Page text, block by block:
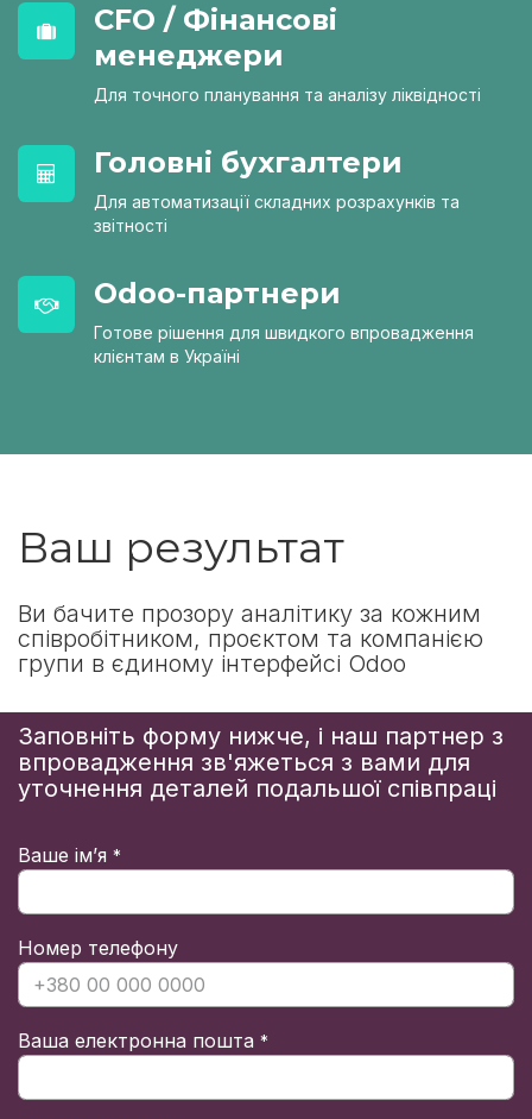
CFO / Фінансові
менеджери
Для точного планування та аналізу ліквідності
Головні бухгалтери
Для автоматизації складних розрахунків та
звітності
Odoo-партнери
Готове рішення для швидкого впровадження
клієнтам в Україні
Ваш результат
Ви бачите прозору аналітику за кожним
співробітником, проєктом та компанією
групи в єдиному інтерфейсі Odoo
Заповніть форму нижче, і наш партнер з
впровадження зв'яжеться з вами для
уточнення деталей подальшої співпраці
Ваше ім’я *
Номер телефону
Ваша електронна пошта *